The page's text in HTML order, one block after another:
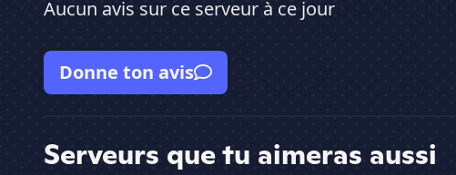
Aucun avis sur ce serveur à ce jour
Donne ton avis
Serveurs que tu aimeras aussi